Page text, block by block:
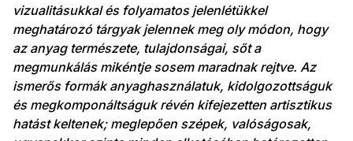
vizualitásukkal és folyamatos jelenlétükkel
meghatározó tárgyak jelennek meg oly módon, hogy
az anyag természete, tulajdonságai, sőt a
megmunkálás mikéntje sosem maradnak rejtve. Az
ismerős formák anyaghasználatuk, kidolgozottságuk
és megkomponáltságuk révén kifejezetten artisztikus
hatást keltenek; meglepően szépek, valóságosak,